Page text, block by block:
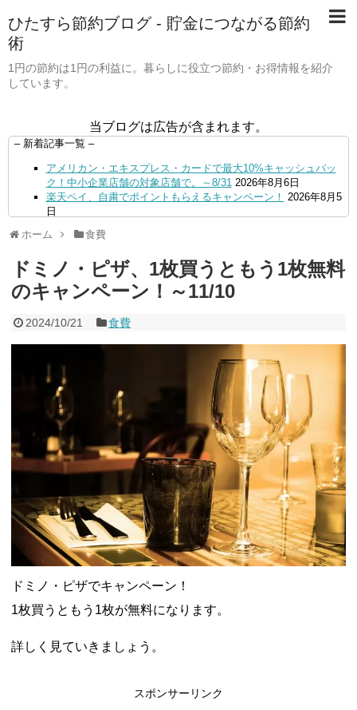
ひたすら節約ブログ - 貯金につながる節約
術
1円の節約は1円の利益に。暮らしに役立つ節約・お得情報を紹介
しています。
当ブログは広告が含まれます。
– 新着記事一覧 –
アメリカン・エキスプレス・カードで最大10%キャッシュバッ
ク！中小企業店舗の対象店舗で。～8/31 2026年8月6日
楽天ペイ、自粛でポイントもらえるキャンペーン！ 2026年8月5
日
元！
2026年8月5日
ードチャージすると5%還元に！ 2026年8月4日
PayPayで500ptもらえる！対象地銀の口座追加などの条件達成
で。9/30まで 2026年8月4日
ント最大10％還元！さらにVカードクーポンも併用可
ドコモSMTBネット銀行への振込で最大10,000円あたる抽選キ
ャンペーン！8/31まで
2026年8月3日
ドコモの銀行で預金残高を10万円以上増加で最大10億dポイント
山分けキャンペーン！～10/31
2026年8月3日
デジタルギフト改悪でいろいろ手数料徴収へ！8/3～
2026年8月
1日
PayPayポイント→Vポイント交換でストア限定の制限を消す方
法 2026年8月1日
Vポイントpay利用で最大10%還元！8/31まで
2026年8月1日
V NEOBANK改悪！還元率1.25%に、チャージ系対象外へ！11
月から 2026年8月1日
ドットマネーが再開！8/12から。でも未完了のポイント有効期
限が8月末まで？
2026年7月31日
【2026年夏】dポイント交換キャンペーンが見逃せない！最大
15%増量のチャンス。8/1~31あたりまで 2026年7月31日
チャージで抽選。8/31まで 2026年7月29日
ホーム 食費
ドミノ・ピザ、1枚買うともう1枚無料
のキャンペーン！～11/10
2024/10/21 食費
ドミノ・ピザでキャンペーン！
1枚買うともう1枚が無料になります。
詳しく見ていきましょう。
スポンサーリンク